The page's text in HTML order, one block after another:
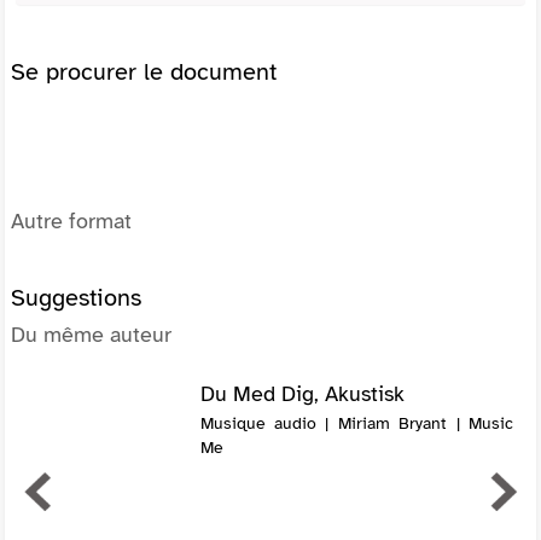
Se procurer le document
Autre format
Suggestions
Du même auteur
Du Med Dig, Akustisk
Musique audio | Miriam Bryant | Music
Me